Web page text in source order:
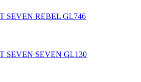
SEVEN REBEL GL746
SEVEN SEVEN GL130